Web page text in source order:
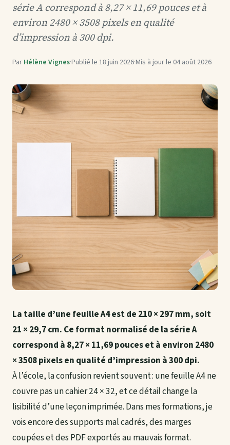
série A correspond à 8,27 × 11,69 pouces et à
environ 2480 × 3508 pixels en qualité
d’impression à 300 dpi.
Par Hélène Vignes·Publié le 18 juin 2026·Mis à jour le 04 août 2026
La taille d’une feuille A4 est de 210 × 297 mm, soit
21 × 29,7 cm. Ce format normalisé de la série A
correspond à 8,27 × 11,69 pouces et à environ 2480
× 3508 pixels en qualité d’impression à 300 dpi.
À l’école, la confusion revient souvent : une feuille A4 ne
couvre pas un cahier 24 × 32, et ce détail change la
lisibilité d’une leçon imprimée. Dans mes formations, je
vois encore des supports mal cadrés, des marges
coupées et des PDF exportés au mauvais format.